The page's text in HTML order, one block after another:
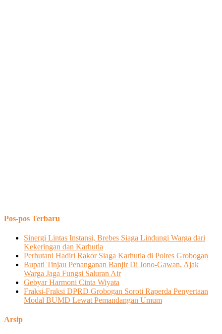
Pos-pos Terbaru
Sinergi Lintas Instansi, Brebes Siaga Lindungi Warga dari
Kekeringan dan Karhutla
Perhutani Hadiri Rakor Siaga Karhutla di Polres Grobogan
Bupati Tinjau Penanganan Banjir Di Jono-Gawan, Ajak
Warga Jaga Fungsi Saluran Air
Gebyar Harmoni Cinta Wiyata
Fraksi-Fraksi DPRD Grobogan Soroti Raperda Penyertaan
Modal BUMD Lewat Pemandangan Umum
Arsip